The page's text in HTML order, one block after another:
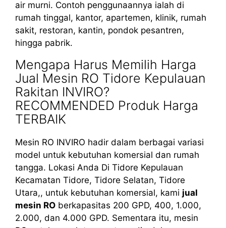
air murni. Contoh penggunaannya ialah di
rumah tinggal, kantor, apartemen, klinik, rumah
sakit, restoran, kantin, pondok pesantren,
hingga pabrik.
Mengapa Harus Memilih Harga
Jual Mesin RO Tidore Kepulauan
Rakitan INVIRO?
RECOMMENDED Produk Harga
TERBAIK
Mesin RO INVIRO hadir dalam berbagai variasi
model untuk kebutuhan komersial dan rumah
tangga. Lokasi Anda Di Tidore Kepulauan
Kecamatan Tidore, Tidore Selatan, Tidore
Utara,, untuk kebutuhan komersial, kami jual
mesin RO berkapasitas 200 GPD, 400, 1.000,
2.000, dan 4.000 GPD. Sementara itu, mesin